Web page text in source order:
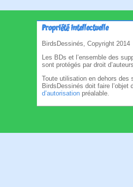
Propriété intellectuelle
BirdsDessinés, Copyright 2014
Les BDs et l’ensemble des
sont protégés par droit
Toute utilisation en dehors des
BirdsDessinés doit faire l’objet
d’autorisation préalable.